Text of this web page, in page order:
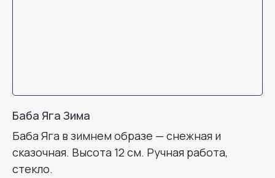
Баба Яга Зима
Баба Яга в зимнем образе — снежная и
сказочная. Высота 12 см. Ручная работа,
стекло.